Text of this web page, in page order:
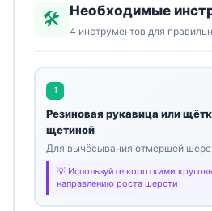
🛠️ Необходимые
4 инструментов для
1
Резиновая рукавица или
щетиной
Для вычёсывания отмершей
Используйте короткими
направлению роста шерсти